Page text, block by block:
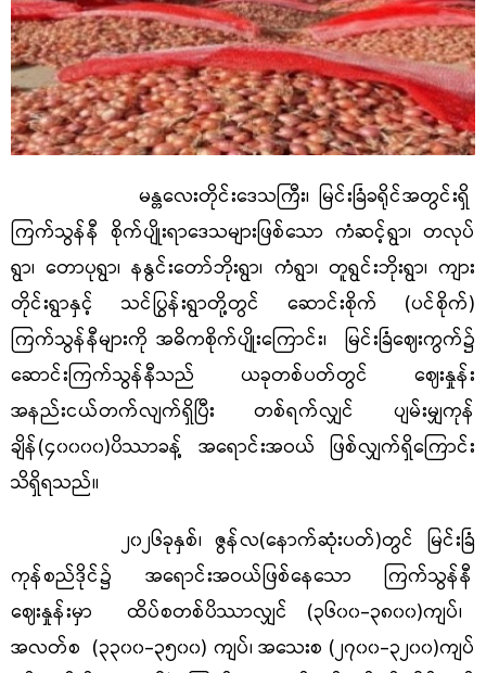
မန္တလေးတိုင်းဒေသကြီး၊ မြင်းခြံခရိုင်အတွင်းရှိ
ကြက်သွန်နီ စိုက်ပျိုးရာဒေသများဖြစ်သော ကံဆင့်ရွာ၊ တလုပ်
ရွာ၊ တောပုရွာ၊ နနွင်းတော်ဘိုးရွာ၊ ကံရွာ၊ တူရွင်းဘိုးရွာ၊ ကျား
တိုင်းရွာနှင့် သင်ပြွန်းရွာတို့တွင် ဆောင်းစိုက် (ပင်စိုက်)
ကြက်သွန်နီများကို အဓိကစိုက်ပျိုးကြောင်း၊ မြင်းခြံဈေးကွက်၌
ဆောင်းကြက်သွန်နီသည် ယခုတစ်ပတ်တွင် ဈေးနှုန်း
အနည်းငယ်တက်လျက်ရှိပြီး တစ်ရက်လျှင် ပျမ်းမျှကုန်
ချိန်(၄၀၀၀၀)ပိဿာခန့် အရောင်းအဝယ် ဖြစ်လျှက်ရှိကြောင်း
သိရှိရသည်။
၂၀၂၆ခုနှစ်၊ ဇွန်လ(နောက်ဆုံးပတ်)တွင် မြင်းခြံ
ကုန်စည်ဒိုင်၌ အရောင်းအဝယ်ဖြစ်နေသော ကြက်သွန်နီ
ဈေးနှုန်းမှာ
ထိပ်စတစ်ပိဿာလျှင် (၃၆၀၀-၃၈၀၀)ကျပ်၊
အလတ်စ (၃၃၀၀-၃၅၀၀) ကျပ်၊ အသေးစ (၂၇၀၀-၃၂၀၀)ကျပ်